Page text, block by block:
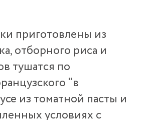
приготовлены из
отборного риса и
тушатся по
"в
из томатной пасты и
условиях с